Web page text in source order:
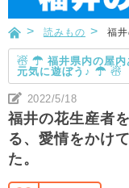
読みもの 福
☃ ☂ 福井県内の屋内
元気に遊ぼう♪ ☂ ☃
2022/5/18
福井の花生産者
る、愛情をかけ
た。